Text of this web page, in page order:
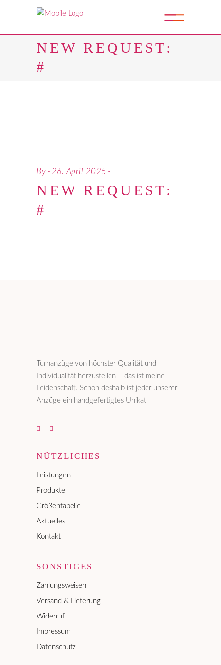
NEW REQUEST:
#
By 26. April 2025
NEW REQUEST:
#
Turnanzüge von höchster Qualität und
Individualität herzustellen – das ist meine
Leidenschaft. Schon deshalb ist jeder unserer
Anzüge ein handgefertigtes Unikat.
NÜTZLICHES
Leistungen
Produkte
Größentabelle
Aktuelles
Kontakt
SONSTIGES
Zahlungsweisen
Versand & Lieferung
Widerruf
Impressum
Datenschutz